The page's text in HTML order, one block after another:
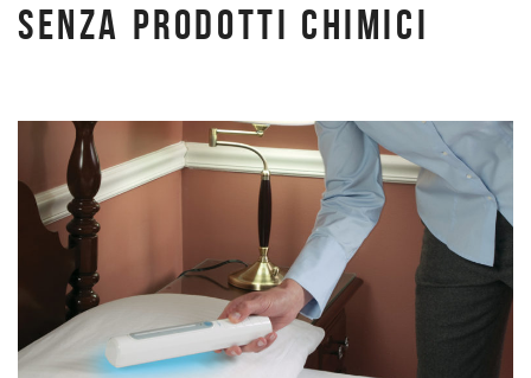
SENZA PRODOTTI CHIMICI